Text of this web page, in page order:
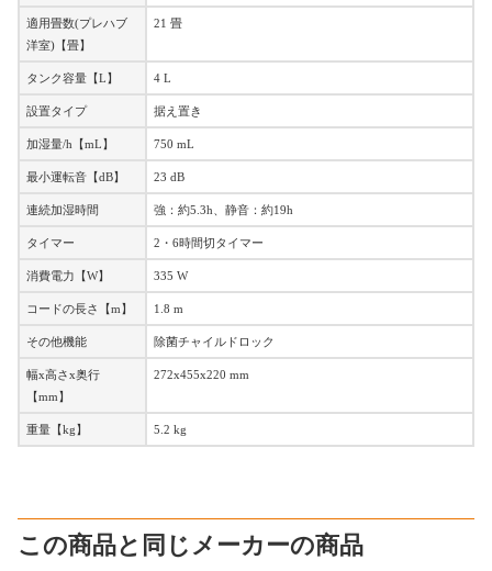
適用畳数(プレハブ
洋室)【畳】
21 畳
タンク容量【L】 4 L
設置タイプ 据え置き
加湿量/h【mL】 750 mL
最小運転音【dB】 23 dB
連続加湿時間 強：約5.3h、静音：約19h
タイマー 2・6時間切タイマー
消費電力【W】 335 W
コードの長さ【m】 1.8 m
その他機能 除菌チャイルドロック
幅x高さx奥行
【mm】
272x455x220 mm
重量【kg】 5.2 kg
この商品と同じメーカーの商品